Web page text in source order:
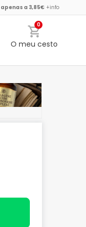
apenas a 3,85€ +info
0
O meu cesto